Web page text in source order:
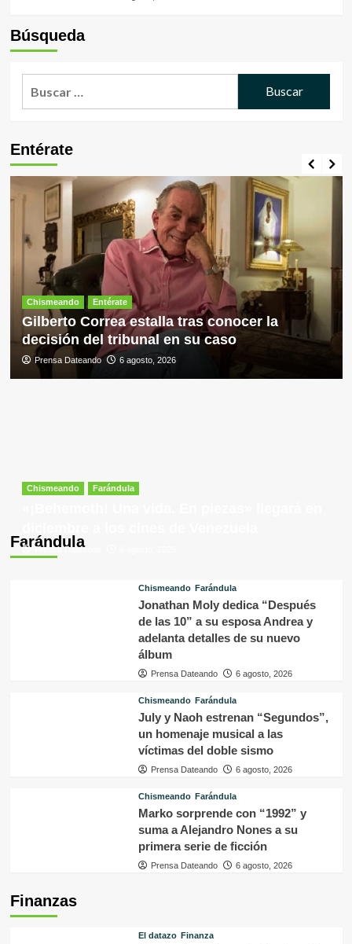
Búsqueda
Entérate
Chismeando Entérate
Gilberto Correa estalla tras conocer la
decisión del tribunal en su caso
Prensa Dateando 6 agosto, 2026
Farándula
Chismeando Farándula
Prensa Dateando
Chismeando Farándula
Jonathan Moly dedica “Después
de las 10” a su esposa Andrea y
adelanta detalles de su nuevo
álbum
Prensa Dateando 6 agosto, 2026
Chismeando Farándula
July y Naoh estrenan “Segundos”,
un homenaje musical a las
víctimas del doble sismo
Prensa Dateando 6 agosto, 2026
Chismeando Farándula
Marko sorprende con “1992” y
suma a Alejandro Nones a su
primera serie de ficción
Prensa Dateando 6 agosto, 2026
Finanzas
El datazo Finanza